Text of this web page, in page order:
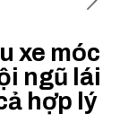
xe móc
ngũ lái
hợp lý